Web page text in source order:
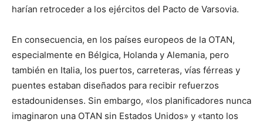
harían retroceder a los ejércitos del Pacto de Varsovia.
En consecuencia, en los países europeos de la OTAN,
especialmente en Bélgica, Holanda y Alemania, pero
también en Italia, los puertos, carreteras, vías férreas y
puentes estaban diseñados para recibir refuerzos
estadounidenses. Sin embargo, «los planificadores nunca
imaginaron una OTAN sin Estados Unidos» y «tanto los